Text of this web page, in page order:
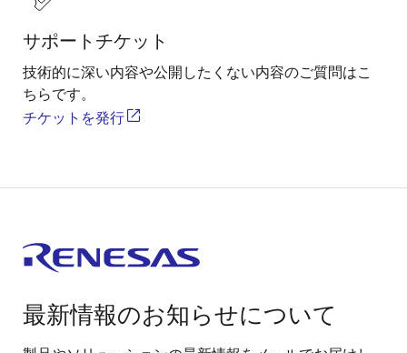
サポートチケット
技術的に深い内容や公開したくない内容のご質問はこ
ちらです。
チケットを発行
最新情報のお知らせについて